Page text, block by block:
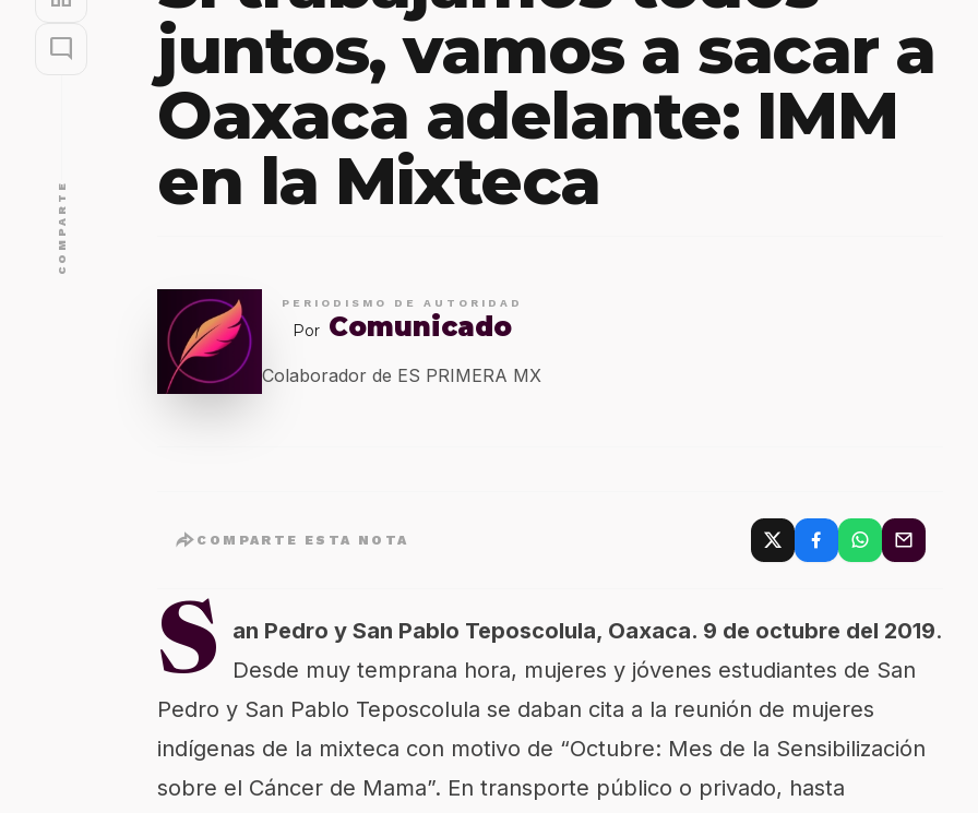
mode_comment
COMPARTE
juntos, vamos a sacar a
Oaxaca adelante: IMM
en la Mixteca
PERIODISMO DE AUTORIDAD
Por Comunicado
Colaborador de ES PRIMERA MX
COMPARTE ESTA NOTA
S an Pedro y San Pablo Teposcolula, Oaxaca. 9 de octubre del 2019.
Desde muy temprana hora, mujeres y jóvenes estudiantes de San
Pedro y San Pablo Teposcolula se daban cita a la reunión de mujeres
indígenas de la mixteca con motivo de “Octubre: Mes de la Sensibilización
sobre el Cáncer de Mama”. En transporte público o privado, hasta